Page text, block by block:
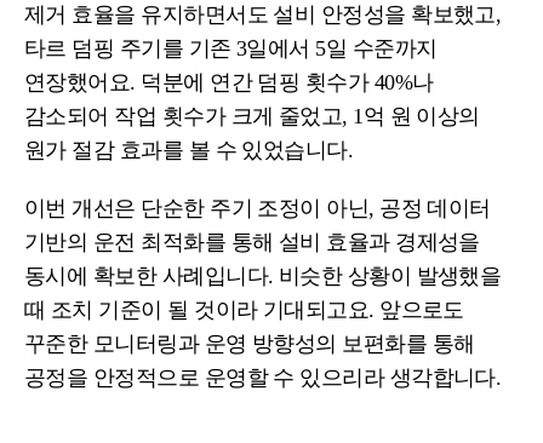
제거 효율을 유지하면서도 설비 안정성을 확보했고,
타르 덤핑 주기를 기존 3일에서 5일 수준까지
연장했어요. 덕분에 연간 덤핑 횟수가 40%나
감소되어 작업 횟수가 크게 줄었고, 1억 원 이상의
원가 절감 효과를 볼 수 있었습니다.
이번 개선은 단순한 주기 조정이 아닌, 공정 데이터
기반의 운전 최적화를 통해 설비 효율과 경제성을
동시에 확보한 사례입니다. 비슷한 상황이 발생했을
때 조치 기준이 될 것이라 기대되고요. 앞으로도
꾸준한 모니터링과 운영 방향성의 보편화를 통해
공정을 안정적으로 운영할 수 있으리라 생각합니다.